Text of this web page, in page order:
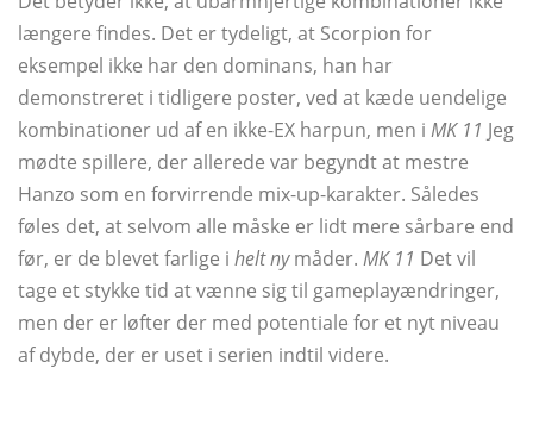
længere findes. Det er tydeligt, at Scorpion for
eksempel ikke har den dominans, han har
demonstreret i tidligere poster, ved at kæde uendelige
kombinationer ud af en ikke-EX harpun, men i MK 11 Jeg
mødte spillere, der allerede var begyndt at mestre
Hanzo som en forvirrende mix-up-karakter. Således
føles det, at selvom alle måske er lidt mere sårbare end
før, er de blevet farlige i helt nymåder. MK 11 Det vil
tage et stykke tid at vænne sig til gameplayændringer,
men der er løfter der med potentiale for et nyt niveau
af dybde, der er uset i serien indtil videre.